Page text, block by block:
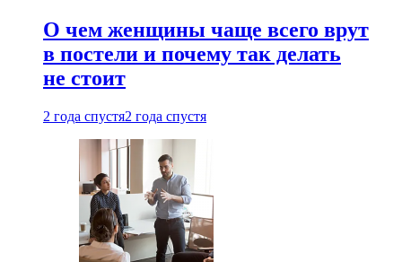
О чем женщины чаще всего врут
в постели и почему так делать
не стоит
2 года спустя2 года спустя